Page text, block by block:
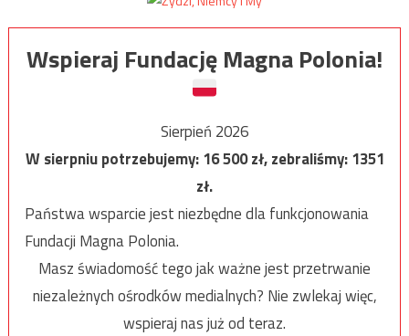
Wspieraj Fundację Magna Polonia!
Sierpień 2026
W sierpniu potrzebujemy:16 500zł, zebraliśmy:1351
zł.
Państwa wsparcie jest niezbędne dla funkcjonowania
Fundacji Magna Polonia.
Masz świadomość tego jak ważne jest przetrwanie
niezależnych ośrodków medialnych? Nie zwlekaj więc,
wspieraj nas już od teraz.